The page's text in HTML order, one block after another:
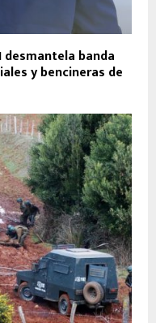
desmantela banda
y bencineras de